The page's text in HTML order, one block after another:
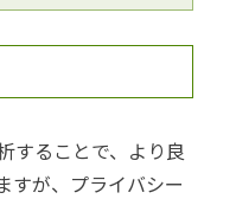
することで、より良
すが、プライバシー